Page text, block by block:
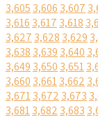
3,605 3,606 3,607
3,616 3,617 3,618
3,627 3,628 3,629
3,638 3,639 3,640
3,649 3,650 3,651
3,660 3,6613,662
3,6713,672 3,673
3,6813,682 3,683